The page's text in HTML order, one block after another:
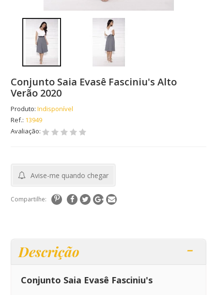
Conjunto Saia Evasê Fasciniu's Alto
Verão 2020
Produto: Indisponível
Ref.: 13949
Avaliação:
Avise-me quando chegar
Compartilhe:
Descrição
Conjunto Saia Evasê Fasciniu's